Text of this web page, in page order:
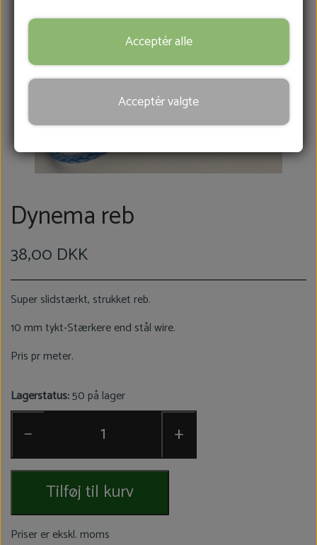
FRÆSERHOVEDER
SÅRBEHANDLING
HOVKNIVE
REB & MANCHETTER
KONTAKT
BLOG
Dynema reb
38,00 DKK
Super slidstærkt, strukket reb.
10 mm tykt-Stærkere end stål wire.
Pris pr meter.
Lagerstatus:50 på lager
− +
Tilføj til kurv
Priser er ekskl. moms
Acceptér alle
Acceptér valgte